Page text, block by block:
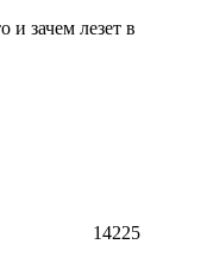
и зачем лезет в
14225